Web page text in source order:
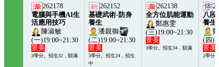
262178
電腦與手機AI生
活應用技巧
陳淑敏
(一)19:00~21:30
景美
3學分。招生32，額滿
262152
基礎武術-防身
養生
潘親御
(二)19:00~21:30
景美
3學分。招生24，招生
中
262138
全方位肌能運動
鄭惠雯
(三)19:00~21:30
景美
3學分。招生34，額滿
八段
養生
(四
景美
2學分